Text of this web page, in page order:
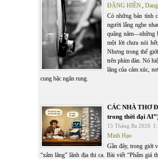
ĐẶNG HIỀN,
Có những bản tình
người lắng nghe
quãng năm—những
một lời chưa nói
Nhưng trong thế
trên phím đàn. Nó
lặng của cảm xúc,
cung bậc ngân rung.
CÁC NHÀ THƠ
trong thời đại
15 Tháng Ba 2026
Minh Hạo
Gần đây, trong giới
“xâm lăng” lãnh địa thi ca. Bài viết “Phẩm